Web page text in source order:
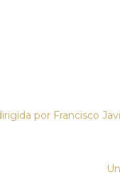
por Francisco